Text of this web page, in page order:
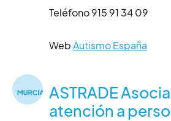
Teléfono 915 91 34 09
WebAutismo España
ASTRADE
atención a